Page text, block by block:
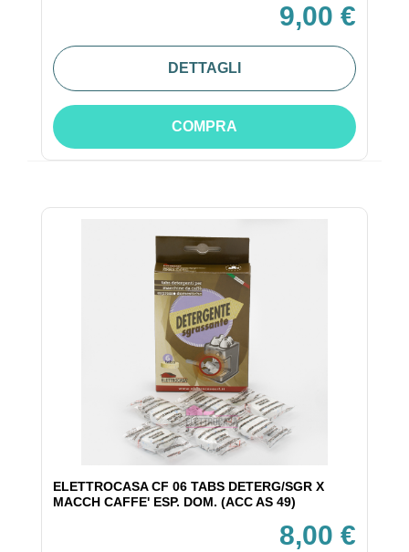
9,00 €
DETTAGLI
COMPRA
ELETTROCASA CF 06 TABS DETERG/SGR X
MACCH CAFFE' ESP. DOM. (ACC AS 49)
8,00 €